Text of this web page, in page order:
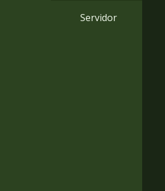
Servidor